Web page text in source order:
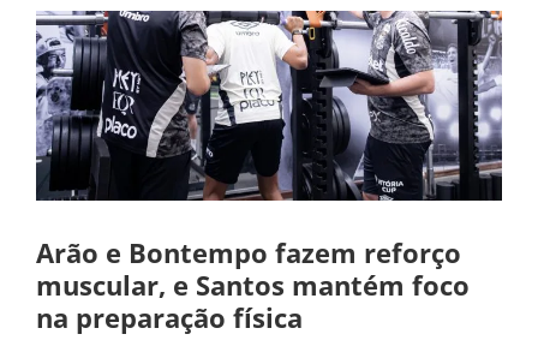
Arão e Bontempo fazem reforço
muscular, e Santos mantém foco
na preparação física